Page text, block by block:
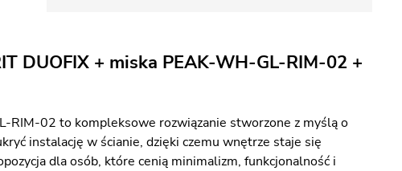
DUOFIX + miska PEAK-WH-GL-RIM-02 +
RIM-02 to kompleksowe rozwiązanie stworzone z myślą o
instalację w ścianie, dzięki czemu wnętrze staje się
dla osób, które cenią minimalizm, funkcjonalność i